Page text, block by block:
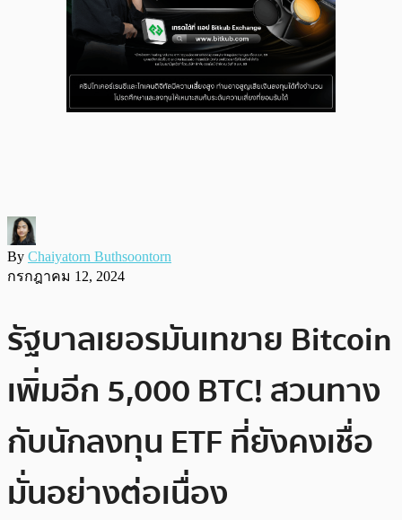
By Chaiyatorn Buthsoontorn
กรกฎาคม 12, 2024
รัฐบาลเยอรมันเทขาย Bitcoin
เพิ่มอีก 5,000 BTC! สวนทาง
กับนักลงทุน ETF ที่ยังคงเชื่อ
มั่นอย่างต่อเนื่อง